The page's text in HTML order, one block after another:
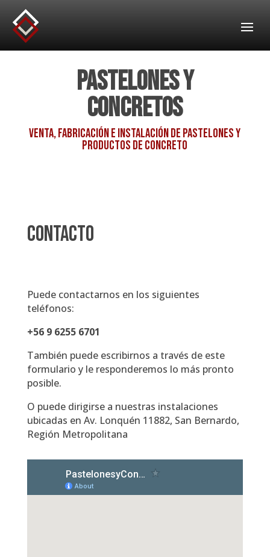
Pastelones y
Concretos
Venta, fabricación e instalación de pastelones y
productos de concreto
Contacto
Puede contactarnos en los siguientes
teléfonos:
+56 9 6255 6701
También puede escribirnos a través de este
formulario y le responderemos lo más pronto
posible.
O puede dirigirse a nuestras instalaciones
ubicadas en Av. Lonquén 11882, San Bernardo,
Región Metropolitana